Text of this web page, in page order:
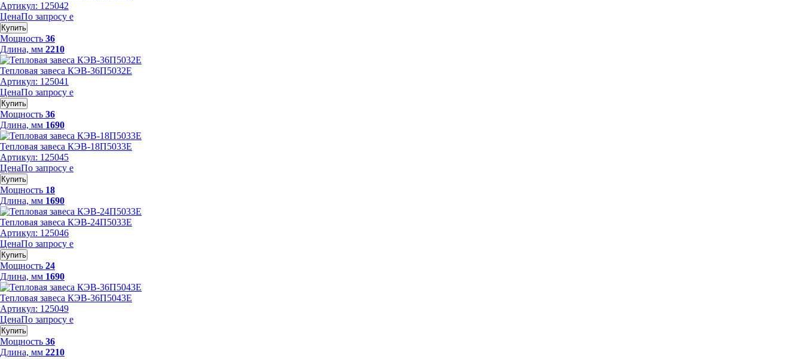
Артикул: 125042
ЦенаПо запросу е
Купить
Мощность 36
Длина, мм 2210
Тепловая завеса КЭВ-36П5032E
Артикул: 125041
ЦенаПо запросу е
Купить
Мощность 36
Длина, мм 1690
Тепловая завеса КЭВ-18П5033Е
Артикул: 125045
ЦенаПо запросу е
Купить
Мощность 18
Длина, мм 1690
Тепловая завеса КЭВ-24П5033Е
Артикул: 125046
ЦенаПо запросу е
Купить
Мощность 24
Длина, мм 1690
Тепловая завеса КЭВ-36П5043Е
Артикул: 125049
ЦенаПо запросу е
Купить
Мощность 36
Длина, мм 2210